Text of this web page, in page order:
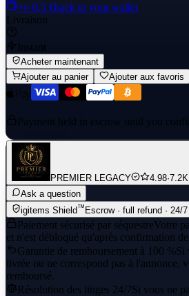
+≈ 0,5 €back to your wallet
Livraison
Instant
Acheter maintenant
Ajouter au panier
Ajouter aux favoris
Payment held in escrow until you
PREMIER LEGACY 4.98·
Ask a question
igitems Shield™ Escrow · full refund · 24/
Paiement sécurisé par séquestreVotre
et n'est débloqué qu'après confirmation
Garantie de remboursement à 100 %Si
livrée ou ne correspond pas à l'annonce,
remboursé.
Résolution des litiges 24/7Si vous ne